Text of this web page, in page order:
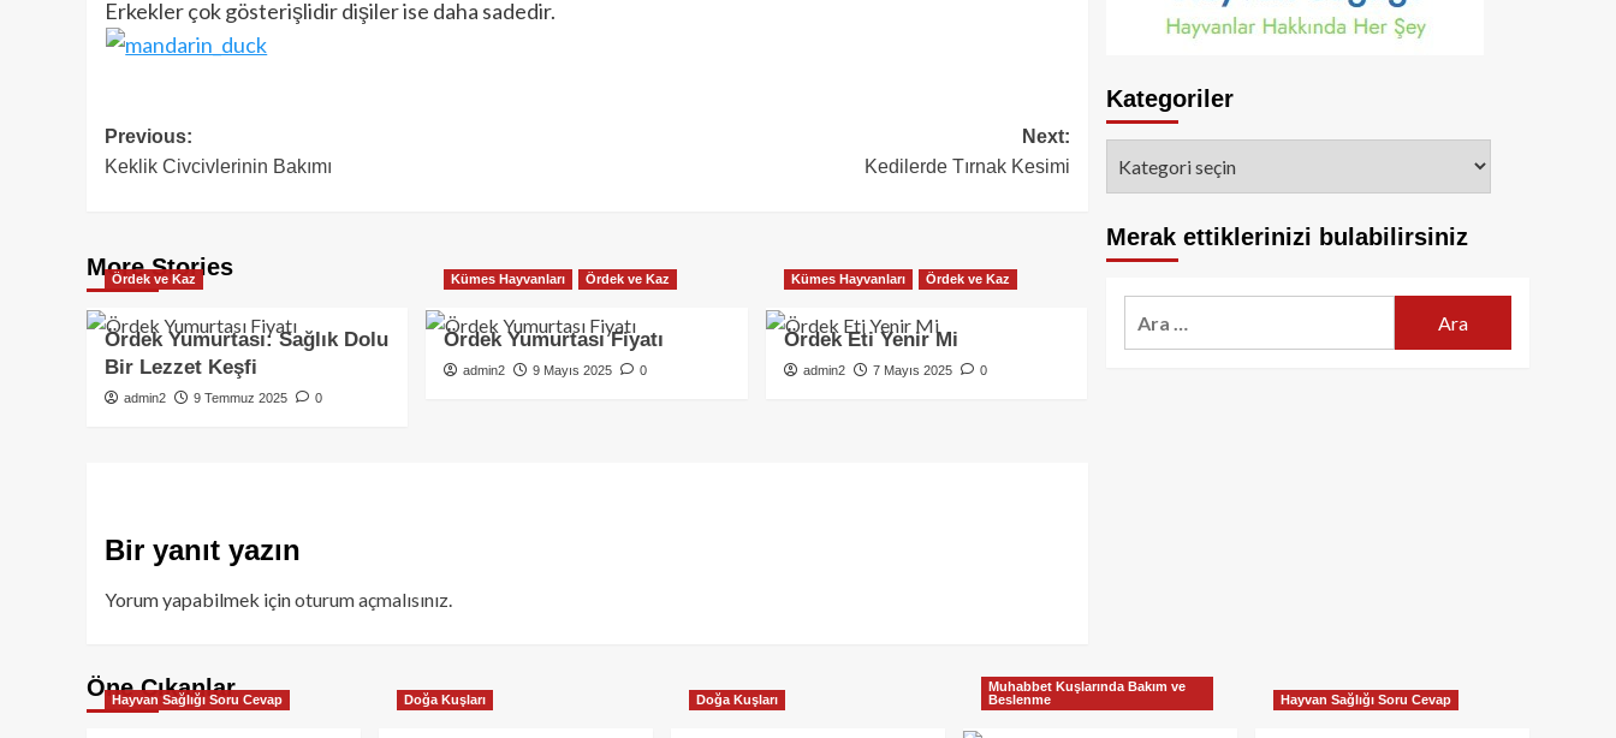
Erkekler çok gösterişlidir dişiler ise daha sadedir.
Post
navigation
Previous:
Keklik Civcivlerinin Bakımı
Next:
Kedilerde Tırnak Kesimi
More Stories
Ördek ve Kaz
Ördek Yumurtası: Sağlık Dolu
Bir Lezzet Keşfi
admin2 9 Temmuz 2025 0
Kümes Hayvanları Ördek ve Kaz
Ördek Yumurtası Fiyatı
admin2 9 Mayıs 2025 0
Kümes Hayvanları Ördek ve Kaz
Ördek Eti Yenir Mi
admin2 7 Mayıs 2025 0
Bir yanıt yazın
Yorum yapabilmek içinoturum açmalısınız
Kategoriler
Merak ettiklerinizi bulabilirsiniz
Öne Çıkanlar
Hayvan Sağlığı Soru Cevap Doğa Kuşları Doğa Kuşları
Muhabbet Kuşlarında Bakım ve
Beslenme
Hayvan Sağlığı Soru Cevap